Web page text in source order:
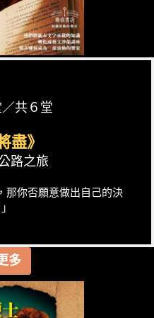
共６堂
盡》
路之旅
那你否願意做出自己的決
多